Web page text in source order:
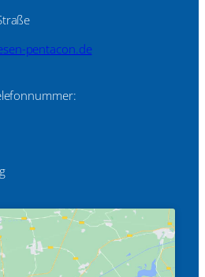
pentacon.de